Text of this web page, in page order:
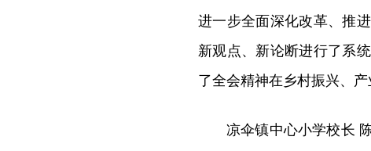
进一步全面深化改革、推
新观点、新论断进行了系
了全会精神在乡村振兴、
凉伞镇中心小学校长